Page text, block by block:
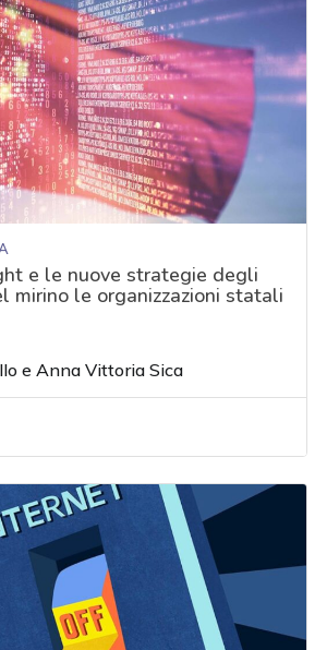
e le nuove strategie degli
mirino le organizzazioni statali
eAnna Vittoria Sica